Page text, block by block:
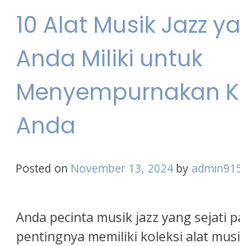
10 Alat Musik Jazz
Anda Miliki untuk
Menyempurnakan
Anda
Posted on November 13, 2024 by
Anda pecinta musik jazz yang sejati
pentingnya memiliki koleksi alat